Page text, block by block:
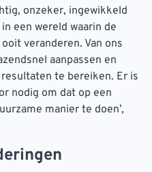
onzeker, ingewikkeld
een wereld waarin de
veranderen. Van ons
aanpassen en
te bereiken. Er is
nodig om dat op een
manier te doen’,